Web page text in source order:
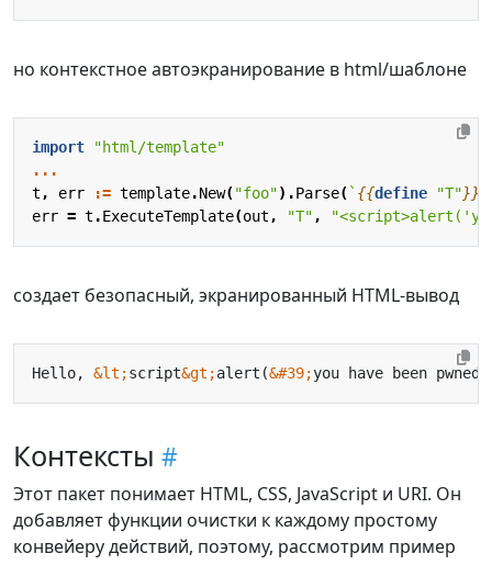
но контекстное автоэкранирование в html/шаблоне
import
"html/template"
...
t , err := template.New("foo").Parse( ` {{define "T"}}
err = t .ExecuteTemplate(out , "T" ,
создает безопасный, экранированный HTML-вывод
Hello, &lt;script&gt;alert(&#39;you have been pwned
Контексты
Этот пакет понимает HTML, CSS, JavaScript и URI. Он
добавляет функции очистки к каждому простому
конвейеру действий, поэтому, рассмотрим пример